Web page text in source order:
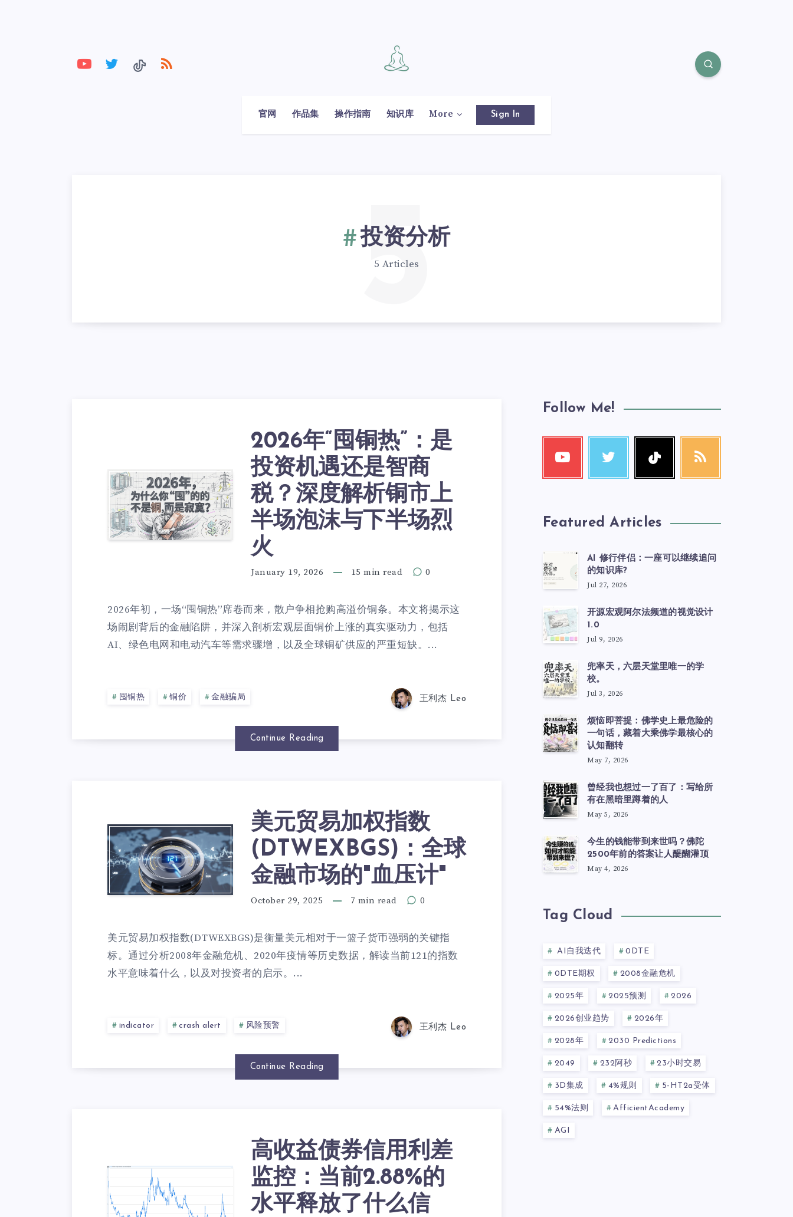
官网 作品集 操作指南 知识库 More Sign In
投资分析
5 Articles
5
2026年“囤铜热”：是
投资机遇还是智商
税？深度解析铜市上
半场泡沫与下半场烈
火
January 19, 2026 15 min read 0
2026年初，一场“囤铜热”席卷而来，散户争相抢购高溢价铜条。本文将揭示这
场闹剧背后的金融陷阱，并深入剖析宏观层面铜价上涨的真实驱动力，包括
AI、绿色电网和电动汽车等需求骤增，以及全球铜矿供应的严重短缺。...
囤铜热 铜价 金融骗局 王利杰 Leo
Continue Reading
美元贸易加权指数
(DTWEXBGS)：全球
金融市场的"血压计"
October 29, 2025 7 min read 0
美元贸易加权指数(DTWEXBGS)是衡量美元相对于一篮子货币强弱的关键指
标。通过分析2008年金融危机、2020年疫情等历史数据，解读当前121的指数
水平意味着什么，以及对投资者的启示。...
indicator crash alert 风险预警 王利杰 Leo
Continue Reading
高收益债券信用利差
监控：当前2.88%的
水平释放了什么信
Follow Me!
Featured Articles
AI 修行伴侣：一座可以继续追问
的知识库?
Jul 27, 2026
开源宏观阿尔法频道的视觉设计
1.0
Jul 9, 2026
兜率天，六层天堂里唯一的学
校。
Jul 3, 2026
烦恼即菩提：佛学史上最危险的
一句话，藏着大乘佛学最核心的
认知翻转
May 7, 2026
曾经我也想过一了百了：写给所
有在黑暗里蹲着的人
May 5, 2026
今生的钱能带到来世吗？佛陀
2500年前的答案让人醍醐灌顶
May 4, 2026
Tag Cloud
AI自我迭代 0DTE
0DTE期权 2008金融危机
2025年 2025预测 2026
2026创业趋势 2026年
2028年 2030 Predictions
2049 232阿秒 23小时交易
3D集成 4%规则 5-HT2a受体
54%法则 AfficientAcademy
AGI